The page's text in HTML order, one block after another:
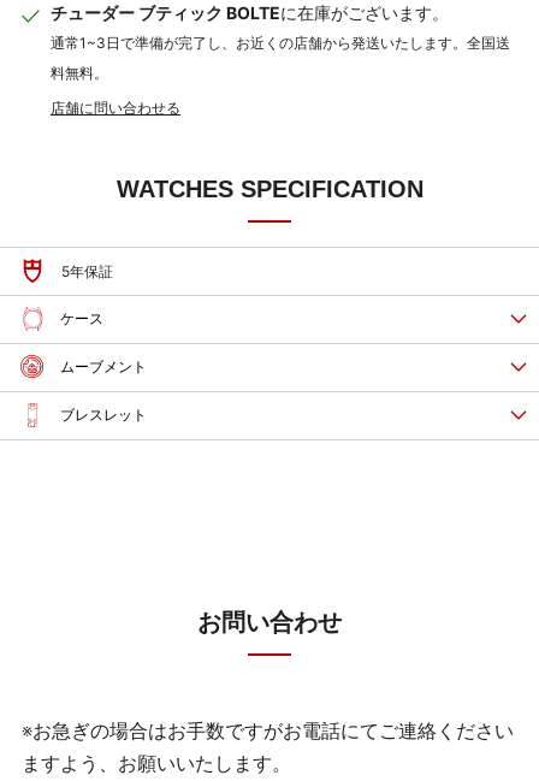
チューダー ブティック BOLTEに在庫がございます。
通常1~3日で準備が完了し、お近くの店舗から発送いたします。全国送
料無料。
店舗に問い合わせる
WATCHES SPECIFICATION
5年保証
ケース
ムーブメント
ブレスレット
お問い合わせ
※お急ぎの場合はお手数ですがお電話にてご連絡ください
ますよう、お願いいたします。